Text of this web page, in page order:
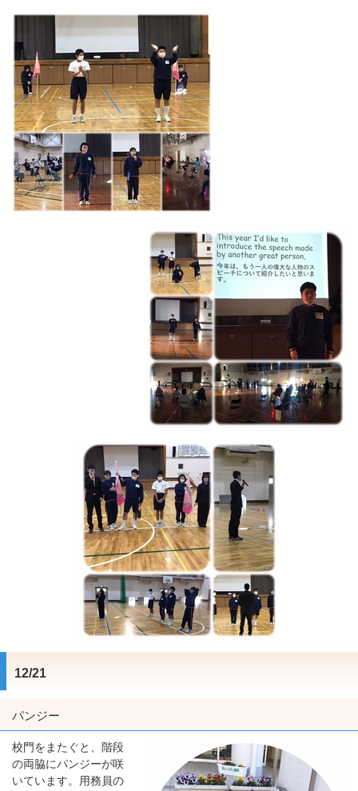
12/21
パンジー
校門をまたぐと、階段
の両脇にパンジーが咲
いています。用務員の